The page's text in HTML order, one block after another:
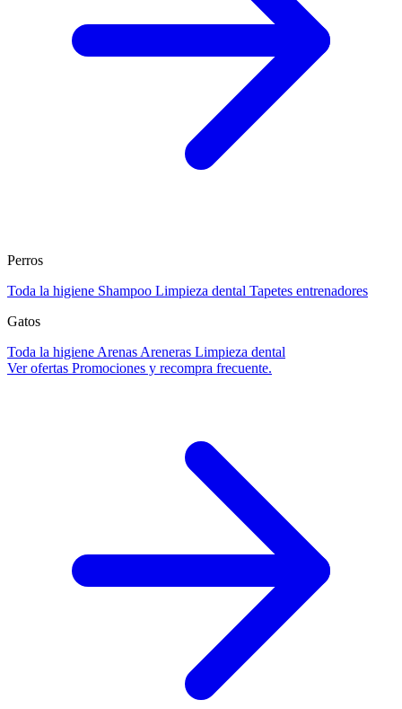
Perros
Toda la higiene Shampoo Limpieza dental Tapetes entrenadores
Gatos
Toda la higiene Arenas Areneras Limpieza dental
Ver ofertas Promociones y recompra frecuente.